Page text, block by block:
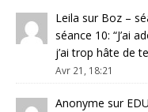
Leila sur Boz –
séance 10: “J’ai
j’ai trop hâte de
Avr 21, 18:21
Anonyme sur